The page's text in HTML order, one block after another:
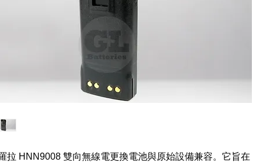
拉 HNN9008 雙向無線電更換電池與原始設備兼容。它旨在